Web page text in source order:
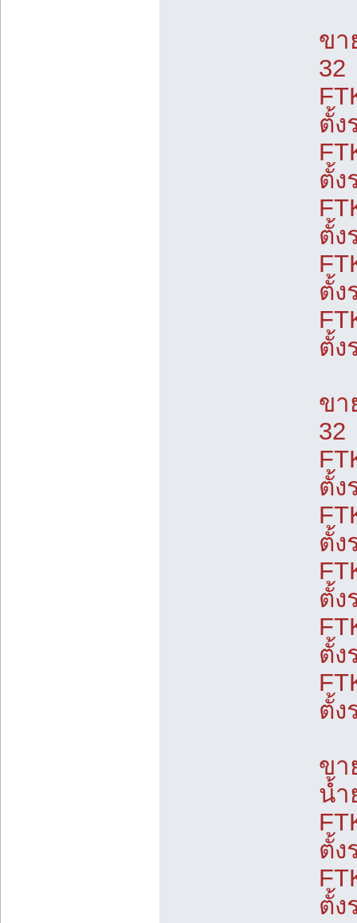
ขา
32
ตั้ง
ตั้ง
ตั้ง
ตั้ง
ตั้ง
ขา
32
ตั้ง
ตั้ง
ตั้ง
ตั้ง
ตั้ง
ขา
น้ำ
ตั้ง
ตั้ง